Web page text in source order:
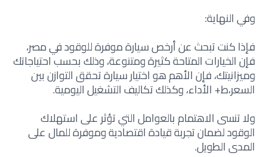
وفي النهاية:
فإذا كنت تبحث عن أرخص سيارة موفرة للوقود في مصر،
فإن الخيارات المتاحة كثيرة ومتنوعة، وذلك بحسب احتياجاتك
وميزانيتك، فإن الأهم هو اختيار سيارة تحقق التوازن بين
السعر،ط+ الأداء، وكذلك تكاليف التشغيل اليومية.
ولا تنسى الاهتمام بالعوامل التي تؤثر على استهلاك
الوقود لضمان تجربة قيادة اقتصادية وموفرة للمال على
المدى الطويل.